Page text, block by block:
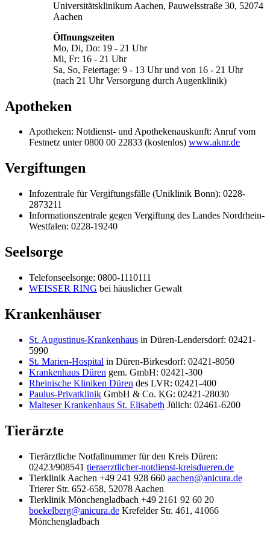
Universitätsklinikum Aachen, Pauwelsstraße 30, 52074
Aachen
Öffnungszeiten
Mo, Di, Do: 19 - 21 Uhr
Mi, Fr: 16 - 21 Uhr
Sa, So, Feiertage: 9 - 13 Uhr und von 16 - 21 Uhr
(nach 21 Uhr Versorgung durch Augenklinik)
Apotheken
Apotheken: Notdienst- und Apothekenauskunft: Anruf vom
Festnetz unter 0800 00 22833 (kostenlos) www.aknr.de
Vergiftungen
Infozentrale für Vergiftungsfälle (Uniklinik Bonn): 0228-
2873211
Informationszentrale gegen Vergiftung des Landes Nordrhein-
Westfalen: 0228-19240
Seelsorge
Telefonseelsorge: 0800-1110111
WEISSER RING bei häuslicher Gewalt
Krankenhäuser
St. Augustinus-Krankenhaus in Düren-Lendersdorf: 02421-
5990
St. Marien-Hospital in Düren-Birkesdorf: 02421-8050
Krankenhaus Düren gem. GmbH: 02421-300
Rheinische Kliniken Düren des LVR: 02421-400
Paulus-Privatklinik GmbH & Co. KG: 02421-28030
Malteser Krankenhaus St. Elisabeth Jülich: 02461-6200
Tierärzte
Tierärztliche Notfallnummer für den Kreis Düren:
02423/908541 tieraerztlicher-notdienst-kreisdueren.de
Tierklinik Aachen +49 241 928 660 aachen@anicura.de
Trierer Str. 652-658, 52078 Aachen
Tierklinik Mönchengladbach +49 2161 92 60 20
boekelberg@anicura.de Krefelder Str. 461, 41066
Mönchengladbach